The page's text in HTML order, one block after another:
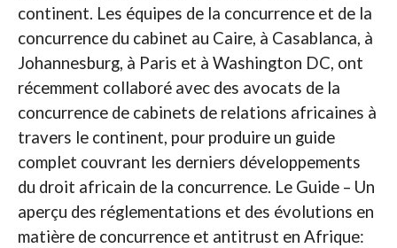
continent. Les équipes de la concurrence et de la
concurrence du cabinet au Caire, à Casablanca, à
Johannesburg, à Paris et à Washington DC, ont
récemment collaboré avec des avocats de la
concurrence de cabinets de relations africaines à
travers le continent, pour produire un guide
complet couvrant les derniers développements
du droit africain de la concurrence. Le Guide – Un
aperçu des réglementations et des évolutions en
matière de concurrence et antitrust en Afrique: